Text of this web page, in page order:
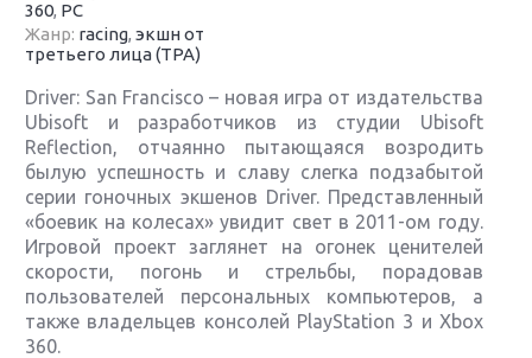
360, PC
Жанр: racing,экшн от
третьего лица (TPA)
Driver: San Francisco – новая игра от издательства
Ubisoft и разработчиков из студии Ubisoft
Reflection, отчаянно пытающаяся возродить
былую успешность и славу слегка подзабытой
серии гоночных экшенов Driver. Представленный
«боевик на колесах» увидит свет в 2011-ом году.
Игровой проект заглянет на огонек ценителей
скорости, погонь и стрельбы, порадовав
пользователей персональных компьютеров, а
также владельцев консолей PlayStation 3 и Xbox
360.